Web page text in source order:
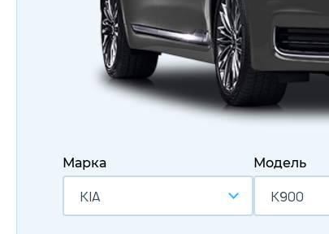
Марка
KIA
Модель
K900